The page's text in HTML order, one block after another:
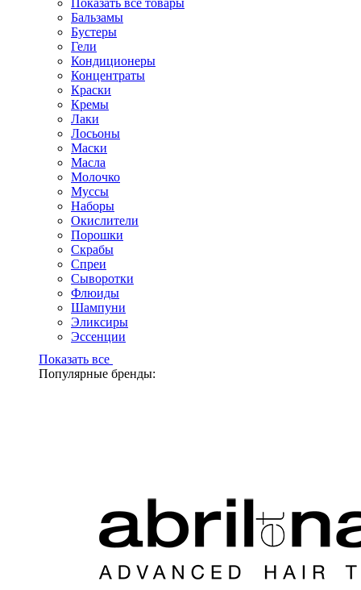
Показать все товары
Бальзамы
Бустеры
Гели
Кондиционеры
Концентраты
Краски
Кремы
Лаки
Лосьоны
Маски
Масла
Молочко
Муссы
Наборы
Окислители
Порошки
Скрабы
Спреи
Сыворотки
Флюиды
Шампуни
Эликсиры
Эссенции
Показать все
Популярные бренды: